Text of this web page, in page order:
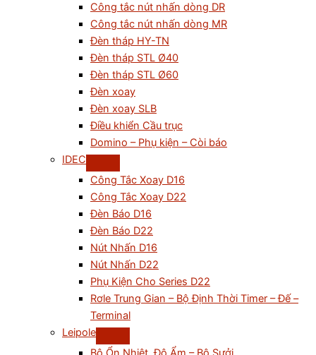
Công tắc nút nhấn dòng DR
Công tắc nút nhấn dòng MR
Đèn tháp HY-TN
Đèn tháp STL Ø40
Đèn tháp STL Ø60
Đèn xoay
Đèn xoay SLB
Điều khiển Cầu trục
Domino – Phụ kiện – Còi báo
IDEC
Công Tắc Xoay D16
Công Tắc Xoay D22
Đèn Báo D16
Đèn Báo D22
Nút Nhấn D16
Nút Nhấn D22
Phụ Kiện Cho Series D22
Rơle Trung Gian – Bộ Định Thời Timer – Đế –
Terminal
Leipole